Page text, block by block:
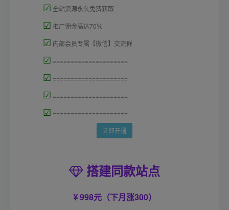
☑ 全站资源永久免费获取
☑ 推广佣金高达70％
☑ 内部会员专属【微信】交流群
☑ =====================
☑ =====================
☑ =====================
☑ =====================
立即开通
搭建同款站点
998元（下月涨300）